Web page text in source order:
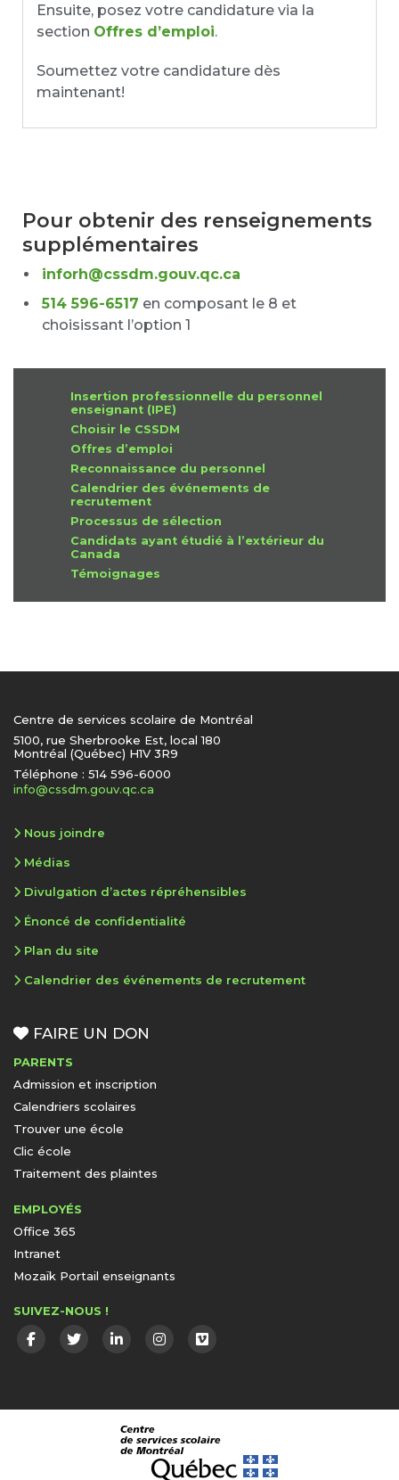
Ensuite, posez votre candidature via la
section Offres d’emploi.
Soumettez votre candidature dès
maintenant!
Pour obtenir des renseignements
supplémentaires
inforh@cssdm.gouv.qc.ca
514 596-6517 en composant le 8 et
choisissant l’option 1
Insertion professionnelle du personnel
enseignant (IPE)
Choisir le CSSDM
Offres d’emploi
Reconnaissance du personnel
Calendrier des événements de
recrutement
Processus de sélection
Candidats ayant étudié à l’extérieur du
Canada
Témoignages
Centre de services scolaire de Montréal
5100, rue Sherbrooke Est, local 180
Montréal (Québec) H1V 3R9
Téléphone : 514 596-6000
info@cssdm.gouv.qc.ca
Nous joindre
Médias
Divulgation d’actes répréhensibles
Énoncé de confidentialité
Plan du site
Calendrier des événements de recrutement
FAIRE UN DON
PARENTS
Admission et inscription
Calendriers scolaires
Trouver une école
Clic école
Traitement des plaintes
EMPLOYÉS
Office 365
Intranet
Mozaïk Portail enseignants
SUIVEZ-NOUS !